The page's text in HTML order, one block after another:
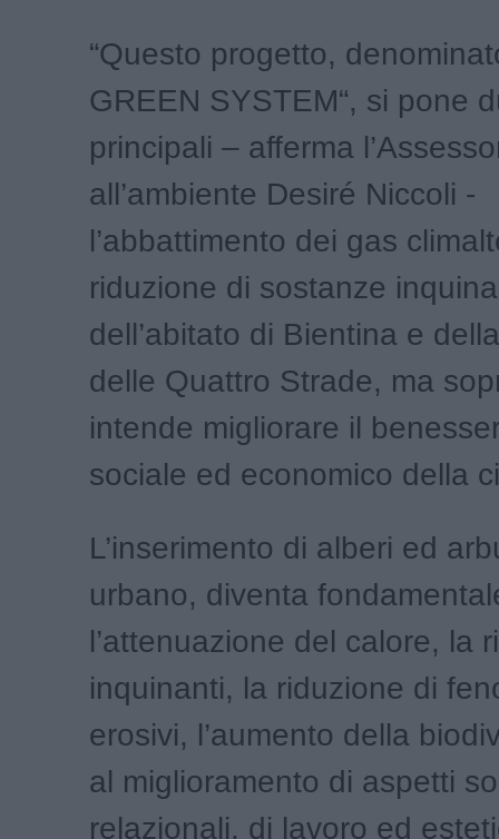
“Questo progetto,
GREEN SYSTEM“, si pone
principali – afferma
all’ambiente Desiré Niccoli -
l’abbattimento dei gas
riduzione di sostanze
dell’abitato di Bientina e
delle Quattro Strade, ma
intende migliorare il
sociale ed economico della
L’inserimento di alberi ed
urbano, diventa
l’attenuazione del calore, la
inquinanti, la riduzione di
erosivi, l’aumento della
al miglioramento di aspetti
relazionali, di lavoro ed